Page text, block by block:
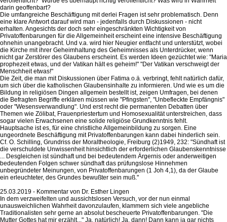
darin geoffenbart?
Die umfangreiche Beschäftigung mit derlei Fragen ist sehr problematisch. Denn
eine klare Antwort darauf wird man - jedenfalls durch Diskussionen - nicht
erhalten. Angesichts der doch sehr eingeschränkten Wichtigkeit von
Privatoffenbarungen für die Allgemeinheit erscheint eine intensive Beschäftigung
ohnehin unangebracht. Und v.a. wird hier Neugier entfacht und unterstützt, wobei
die Kirche mit ihrer Geheimhaltung des Geheimnisses als Unterdrücker, wenn
nicht gar Zerstörer des Glaubens erscheint. Es werden Ideen gezüchtet wie: "Maria
prophezeit etwas, und der Vatikan hält es geheim!" "Der Vatikan verschweigt der
Menschheit etwas!"
Die Zeit, die man mit Diskussionen über Fatima o.ä. verbringt, fehlt natürlich dafür,
um sich über die katholischen Glaubensinhalte zu informieren. Und wie es um die
Bildung in religiösen Dingen allgemein bestellt ist, zeigen Umfragen, bei denen
die Befragten Begriffe erklären müssen wie "Pfingsten", "Unbefleckte Empfängnis"
oder "Wesensverwandlung". Und erst recht die permanenten Debatten über
Themen wie Zölibat, Frauenpriestertum und Homosexualität unterstreichen, dass
sogar vielen Erwachsenen eine solide religiöse Grundkenntnis fehlt.
Hauptsache ist es, für eine christliche Allgemeinbildung zu sorgen. Eine
ungeordnete Beschäftigung mit Privatoffenbarungen kann dabei hinderlich sein.
Cf. O. Schilling, Grundriss der Moraltheologie, Freiburg (2)1949, 232: "Sündhaft ist
die verschuldete Unwissenheit hinsichtlich der erforderlichen Glaubenskenntnisse
... Desgleichen ist sündhaft und bei bedeutendem Ärgernis oder anderweitigen
bedeutenden Folgen schwer sündhaft das prüfungslose Hinnehmen
unbegründeter Meinungen, von Privatoffenbarungen (1 Joh 4,1), da der Glaube
ein erleuchteter, des Grundes bewußter sein muß."
25.03.2019 - Kommentar von Dr. Esther Lingen
In dem verzweifelten und aussichtslosen Versuch, vor der nun einmal
unausweichlichen Wahrheit davonzulaufen, klammern sich viele angebliche
Traditionalisten sehr gerne an absolut bescheuerte Privatoffenbarungen. "Die
Mutter Gottes hat mir erzählt..." Ja, natürlich! Ja, dann! Dann kann ja gar nichts